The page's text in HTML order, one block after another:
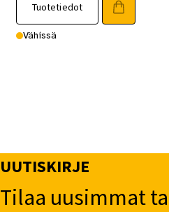
Tuotetiedot
Vähissä
UUTISKIRJE
Tilaa uusimmat